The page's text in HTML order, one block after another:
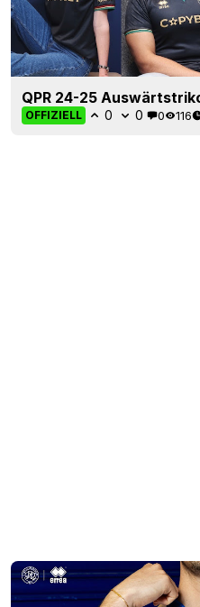
QPR 24-25
OFFIZIELL 0 0 0 116